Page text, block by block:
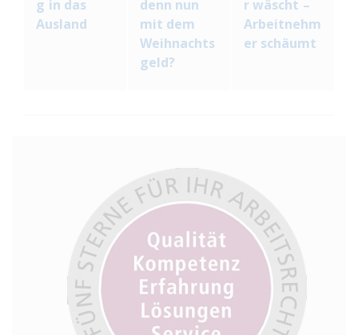
g in das
Ausland
denn nun
mit dem
Weihnachts
geld?
r wäscht –
Arbeitnehm
er schäumt